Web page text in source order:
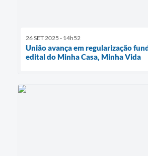
26 SET 2025 - 14h52
União avança em regularização
edital do Minha Casa, Minha Vida